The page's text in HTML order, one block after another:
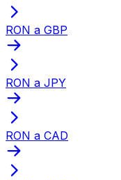
RON a GBP
RON a JPY
RON a CAD